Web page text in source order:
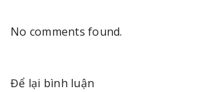
No comments found.
Để lại bình luận